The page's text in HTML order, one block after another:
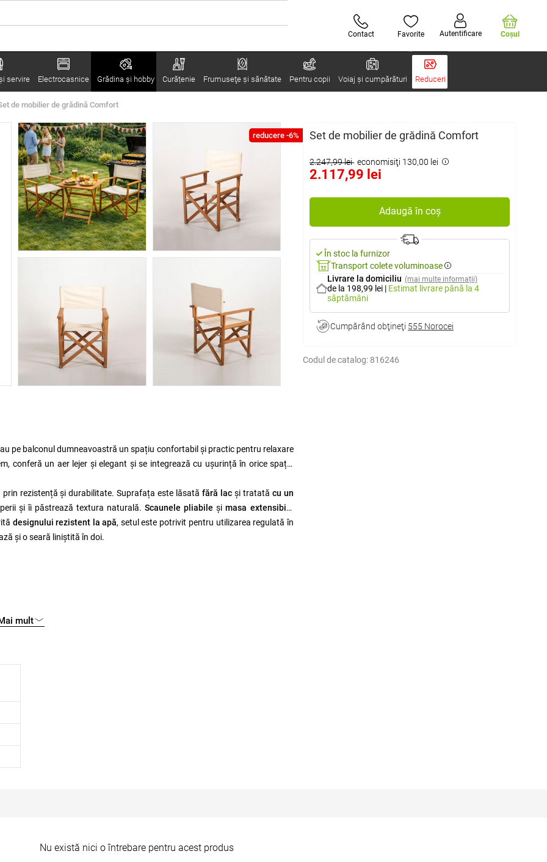
Contact Favorite Autentificare Coşul
servire Electrocasnice Grădina şi hobby Curățenie Frumuseţe şi sănătate Pentru copii Voiaj și cumpărături Reduceri
de mobilier de grădină Comfort
reducere -6% Set de mobilier de grădină Comfort
2.247,99 lei economisiţi 130,00 lei
2.117,99 lei
Adaugă în coș
În stoc la furnizor
Transport colete voluminoase
Livrare la domiciliu (mai multe informații)
de la 198,99 lei | Estimat livrare până la 4
săptămâni
Cumpărând obţineţi 555 Norocei
Codul de catalog: 816246
pe balconul dumneavoastră un spațiu confortabil și practic pentru relaxare
conferă un aer lejer și elegant și se integrează cu ușurință în orice spațiu
prin rezistență și durabilitate. Suprafața este lăsată fără lac și tratată cu un
și îi păstrează textura naturală. Scaunele pliabile și masa extensibilă
designului rezistent la apă, setul este potrivit pentru utilizarea regulată în
și o seară liniștită în doi.
mult
Nu există nici o întrebare pentru acest produs